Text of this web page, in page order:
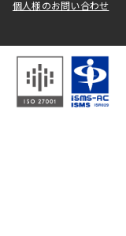
個人様のお問い合わせ